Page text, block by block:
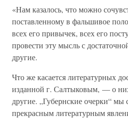
«Нам казалось, что можно
поставленному в фальшивое
всех его привычек, всех его
провести эту мысль с
другие.
Что же касается литературных
изданной г. Салтыковым, — о
другие. „Губернские очерки“ мы
прекрасным литературным